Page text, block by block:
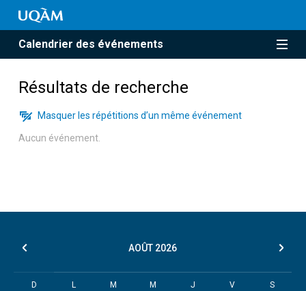
Calendrier des événements
Résultats de recherche
Masquer les répétitions d’un même événement
Aucun événement.
AOÛT 2026
D L M M J V S